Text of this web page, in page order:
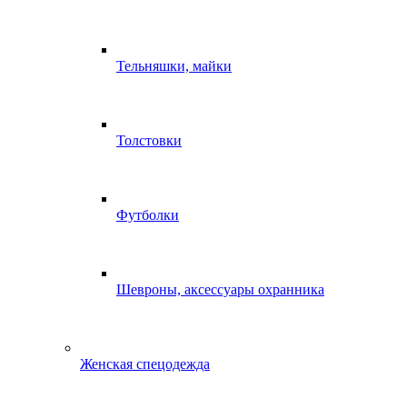
Тельняшки, майки
Толстовки
Футболки
Шевроны, аксессуары охранника
Женская спецодежда